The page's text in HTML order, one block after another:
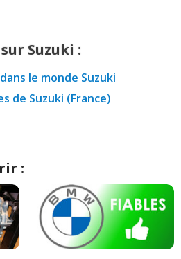
Suzuki :
le monde Suzuki
de Suzuki (France)
: